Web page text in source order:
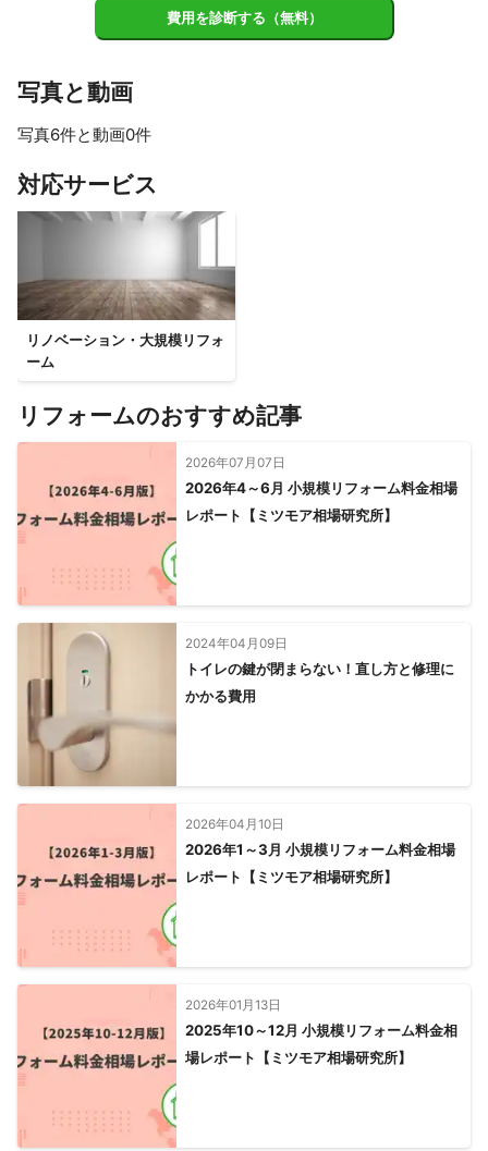
費用を診断する（無料）
写真と動画
写真6件と動画0件
対応サービス
リノベーション・大規模リフォ
ーム
リフォームのおすすめ記事
2026年07月07日
2026年4～6月 小規模リフォーム料金相場
レポート【ミツモア相場研究所】
2024年04月09日
トイレの鍵が閉まらない！直し方と修理に
かかる費用
2026年04月10日
2026年1～3月 小規模リフォーム料金相場
レポート【ミツモア相場研究所】
2026年01月13日
2025年10～12月 小規模リフォーム料金相
場レポート【ミツモア相場研究所】